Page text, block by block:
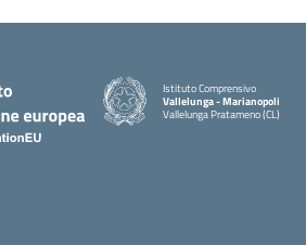
Istituto Comprensivo
Vallelunga - Marianopoli
Vallelunga Pratameno (CL)